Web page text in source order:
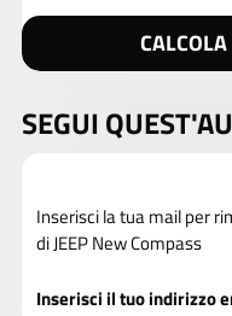
SEGUI
Inserisci la tua mail per
di JEEP New Compass
Inserisci il tuo indirizzo